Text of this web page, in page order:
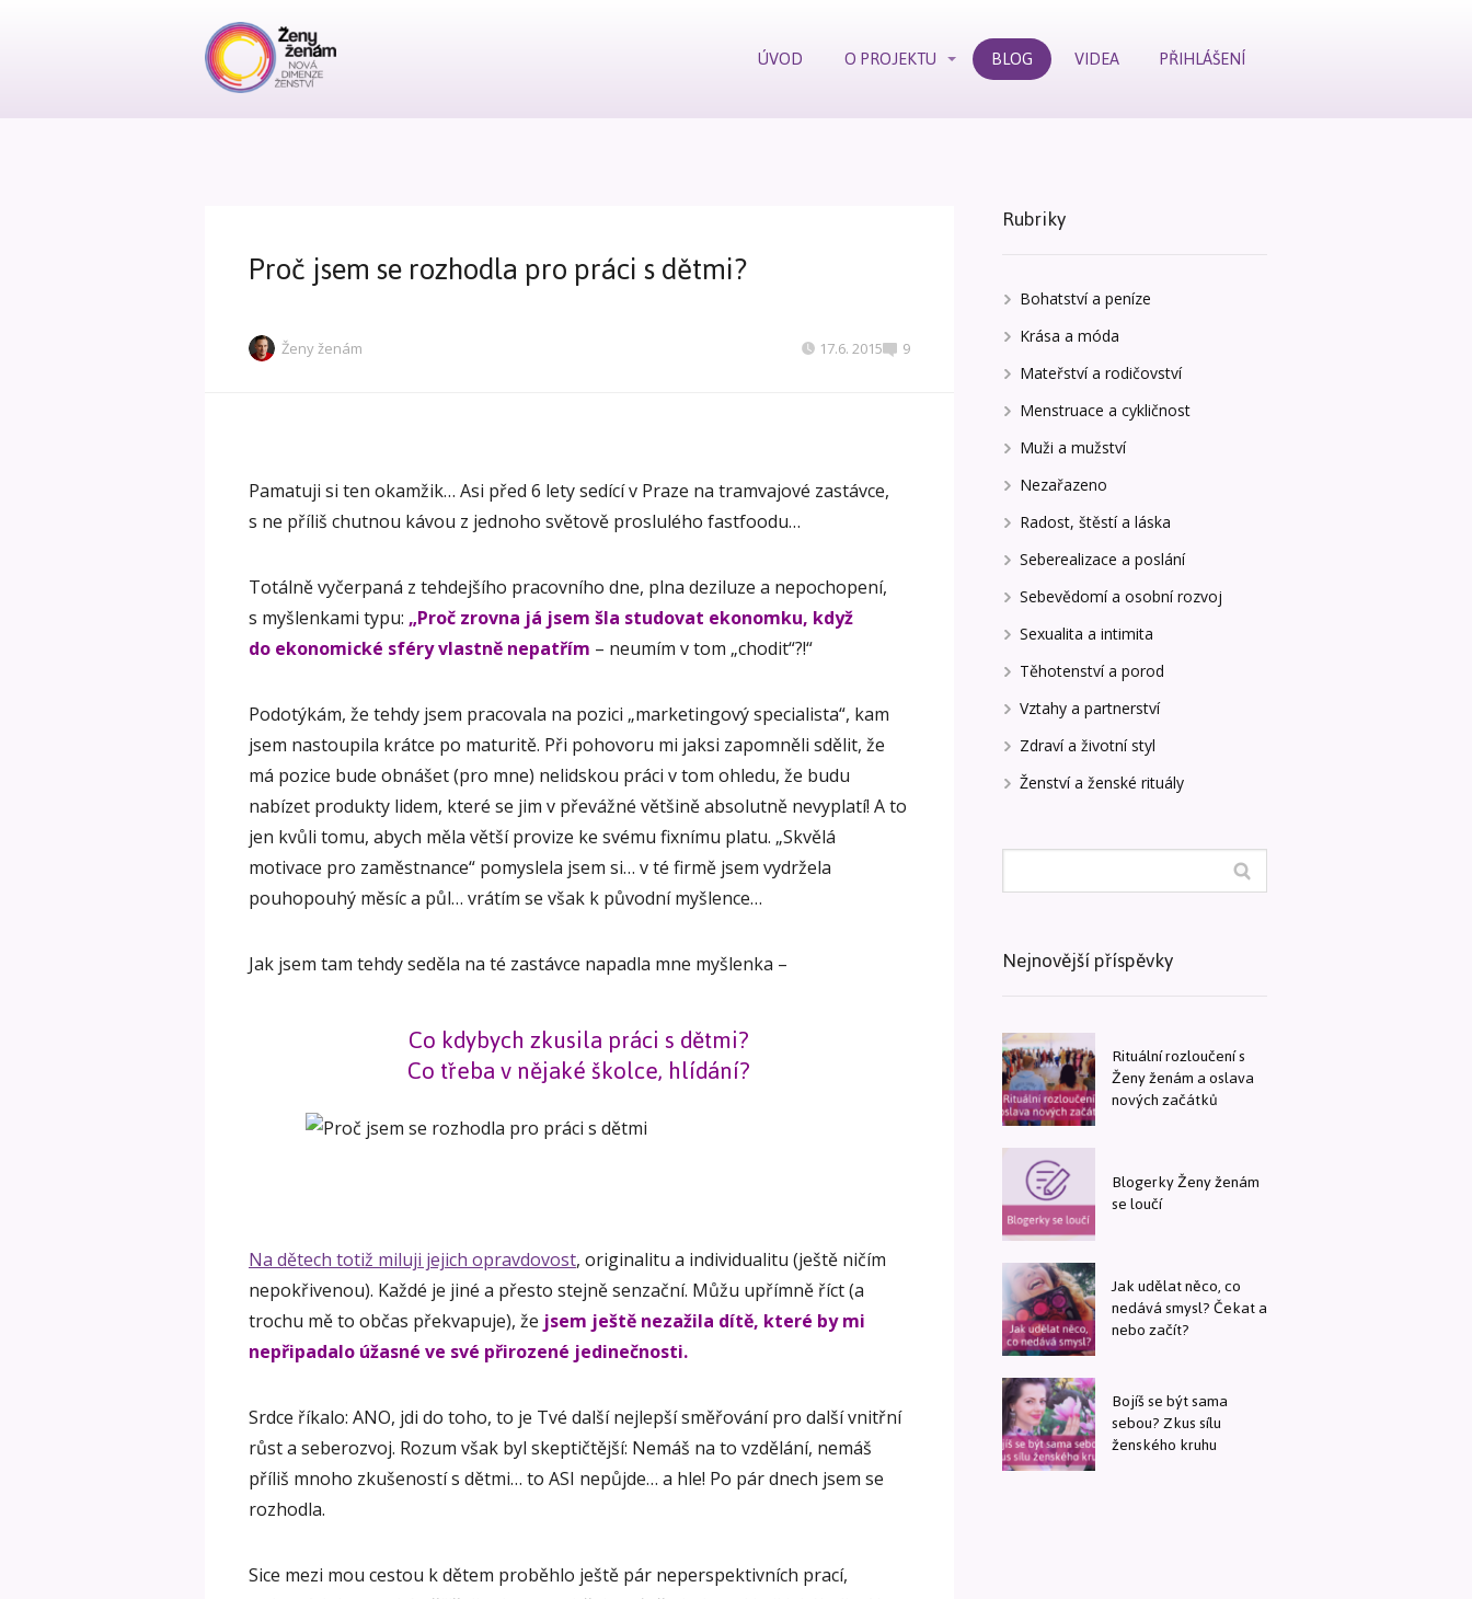
ÚVOD O PROJEKTU BLOG VIDEA PŘIHLÁŠENÍ
Proč jsem se rozhodla pro práci s dětmi?
Ženy ženám 17.6. 2015 9
Pamatuji si ten okamžik… Asi před 6 lety sedící v Praze na tramvajové zastávce,
s ne příliš chutnou kávou z jednoho světově proslulého fastfoodu…
Totálně vyčerpaná z tehdejšího pracovního dne, plna deziluze a nepochopení,
s myšlenkami typu: „Proč zrovna já jsem šla studovat ekonomku, když
do ekonomické sféry vlastně nepatřím – neumím v tom „chodit“?!“
Podotýkám, že tehdy jsem pracovala na pozici „marketingový specialista“, kam
jsem nastoupila krátce po maturitě. Při pohovoru mi jaksi zapomněli sdělit, že
má pozice bude obnášet (pro mne) nelidskou práci v tom ohledu, že budu
nabízet produkty lidem, které se jim v převážné většině absolutně nevyplatí! A to
jen kvůli tomu, abych měla větší provize ke svému fixnímu platu. „Skvělá
motivace pro zaměstnance“ pomyslela jsem si… v té firmě jsem vydržela
pouhopouhý měsíc a půl… vrátím se však k původní myšlence…
Jak jsem tam tehdy seděla na té zastávce napadla mne myšlenka –
Co kdybych zkusila práci s dětmi?
Co třeba v nějaké školce, hlídání?
Na dětech totiž miluji jejich opravdovost, originalitu a individualitu (ještě ničím
nepokřivenou). Každé je jiné a přesto stejně senzační. Můžu upřímně říct (a
trochu mě to občas překvapuje), že jsem ještě nezažila dítě, které by mi
nepřipadalo úžasné ve své přirozené jedinečnosti.
Srdce říkalo: ANO, jdi do toho, to je Tvé další nejlepší směřování pro další vnitřní
růst a seberozvoj. Rozum však byl skeptičtější: Nemáš na to vzdělání, nemáš
příliš mnoho zkušeností s dětmi… to ASI nepůjde… a hle! Po pár dnech jsem se
rozhodla.
Sice mezi mou cestou k dětem proběhlo ještě pár neperspektivních prací,
Rubriky
Bohatství a peníze
Krása a móda
Mateřství a rodičovství
Menstruace a cykličnost
Muži a mužství
Nezařazeno
Radost, štěstí a láska
Seberealizace a poslání
Sebevědomí a osobní rozvoj
Sexualita a intimita
Těhotenství a porod
Vztahy a partnerství
Zdraví a životní styl
Ženství a ženské rituály
Nejnovější příspěvky
Rituální rozloučení s
Ženy ženám a oslava
nových začátků
Blogerky Ženy ženám
se loučí
Jak udělat něco, co
nedává smysl? Čekat a
nebo začít?
Bojíš se být sama
sebou? Zkus sílu
ženského kruhu